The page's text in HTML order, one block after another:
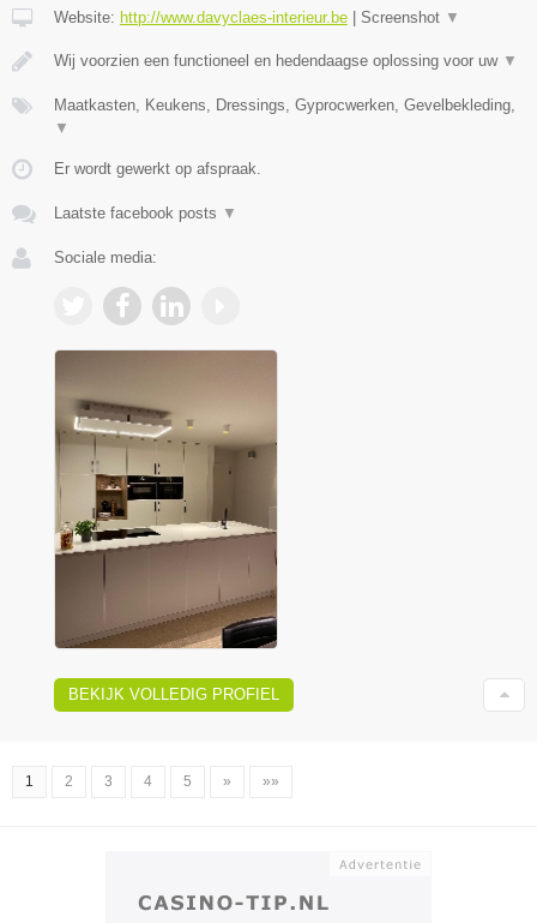
Website: http://www.davyclaes-interieur.be Screenshot ▼
Wij voorzien een functioneel en hedendaagse oplossing voor uw ▼
Maatkasten, Keukens, Dressings, Gyprocwerken, Gevelbekleding,
▼
Er wordt gewerkt op afspraak.
Laatste facebook posts ▼
Sociale media:
BEKIJK VOLLEDIG PROFIEL
1 2 3 4 5 » »»